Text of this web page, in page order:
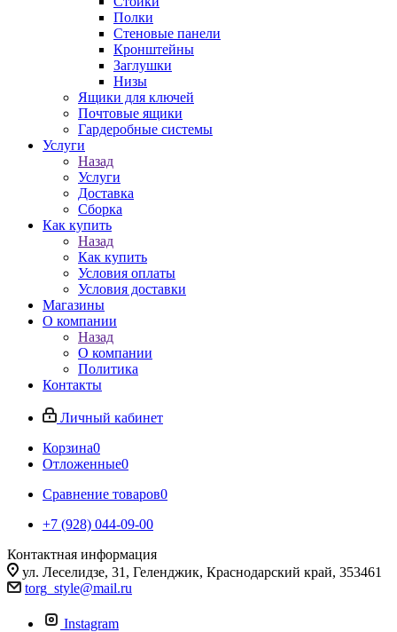
Полки
Стеновые панели
Кронштейны
Заглушки
Низы
Ящики для ключей
Почтовые ящики
Гардеробные системы
Услуги
Назад
Услуги
Доставка
Сборка
Как купить
Назад
Как купить
Условия оплаты
Условия доставки
Магазины
О компании
Назад
О компании
Политика
Контакты
Личный кабинет
Корзина0
Отложенные0
Сравнение товаров0
+7 (928) 044-09-00
Контактная информация
ул. Леселидзе, 31, Геленджик, Краснодарский край, 353461
torg_style@mail.ru
Instagram